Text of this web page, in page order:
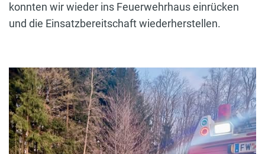
konnten wir wieder ins Feuerwehrhaus einrücken
und die Einsatzbereitschaft wiederherstellen.